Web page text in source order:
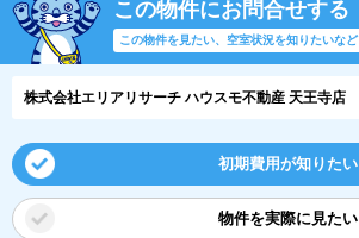
この物件にお問合せする
この物件を見たい、空室状況を知りたいなど
株式会社エリアリサーチ ハウスモ不動産 天王寺店
初期費用が知りたい
物件を実際に見たい